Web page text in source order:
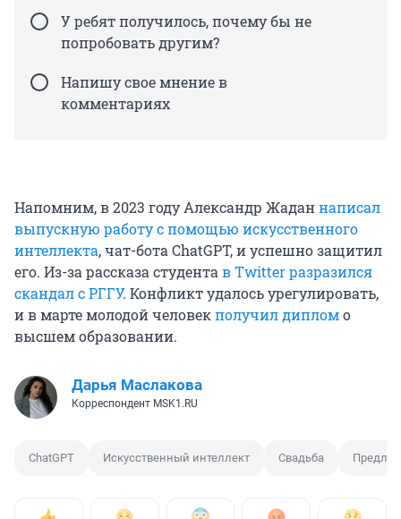
У ребят получилось, почему бы не
попробовать другим?
Напишу свое мнение в
комментариях
Напомним, в 2023 году Александр Жаданнаписал
выпускную работу с помощью искусственного
интеллекта, чат-бота ChatGPT, и успешно защитил
его. Из-за рассказа студента в Twitter разразился
скандал c РГГУ. Конфликт удалось урегулировать,
и в марте молодой человекполучил дипломо
высшем образовании.
Дарья Маслакова
Корреспондент MSK1.RU
ChatGPT Искусственный интеллект Свадьба